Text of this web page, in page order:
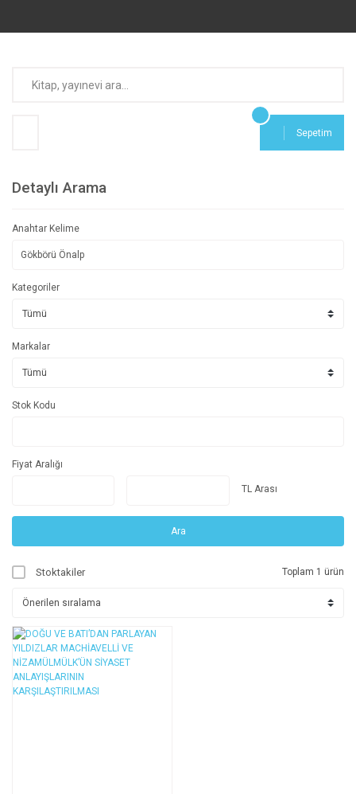
Sepetim
Detaylı Arama
Anahtar Kelime
Kategoriler
Markalar
Stok Kodu
Fiyat Aralığı
TL Arası
Ara
Stoktakiler Toplam 1 ürün